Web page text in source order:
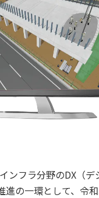
ンフラ分野のDX（デ
進の⼀環として、令